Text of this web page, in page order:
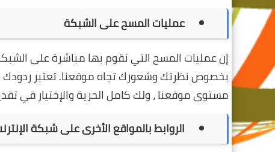
عمليات المسح على الشبكة
إن عمليات المسح التي نقوم بها مباشرة على
بخصوص نظرتك وشعورك تجاه موقعنا. تعتبر
مستوى موقعنا ، ولك كامل الحرية والإختيار في
الروابط بالمواقع الأخرى على شبكة